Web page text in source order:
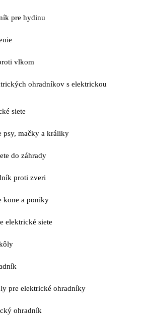
pre hydinu
vlkom
ohradníkov s elektrickou
siete
psy, mačky a králiky
do záhrady
proti zveri
kone a poníky
elektrické siete
pre elektrické ohradníky
ohradník